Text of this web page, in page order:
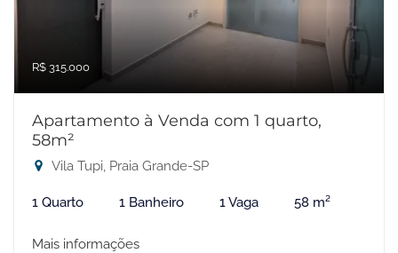
R$ 315.000
Apartamento à Venda com 1 quarto,
58m²
Vila Tupi, Praia Grande-SP
1 Quarto 1 Banheiro 1 Vaga 58 m²
Mais informações